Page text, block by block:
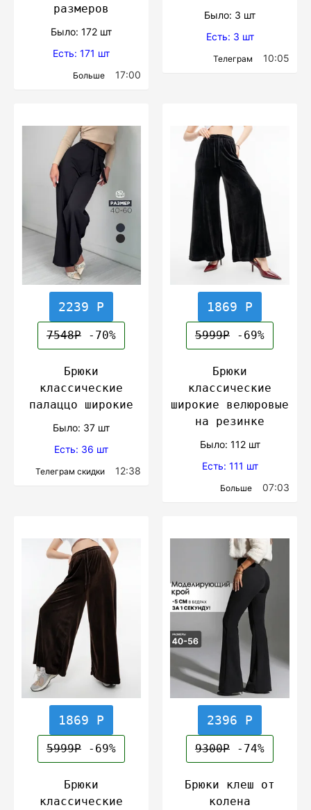
размеров
Было: 172 шт
Есть: 171 шт
Больше 17:00
Было: 3 шт
Есть: 3 шт
Телеграм 10:05
2239 Р
7548Р -70%
Брюки
классические
палаццо широкие
Было: 37 шт
Есть: 36 шт
Телеграм скидки 12:38
1869 Р
5999Р -69%
Брюки
классические
широкие велюровые
на резинке
Было: 112 шт
Есть: 111 шт
Больше 07:03
1869 Р
5999Р -69%
Брюки
классические
2396 Р
9300Р -74%
Брюки клеш от
колена